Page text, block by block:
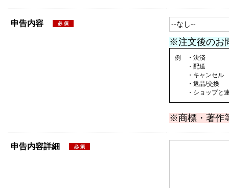
申告内容
※注文後のお
例 ・決済
・配送
・キャンセル
・返品/交換
・ショップと連
※商標・著作
申告内容詳細